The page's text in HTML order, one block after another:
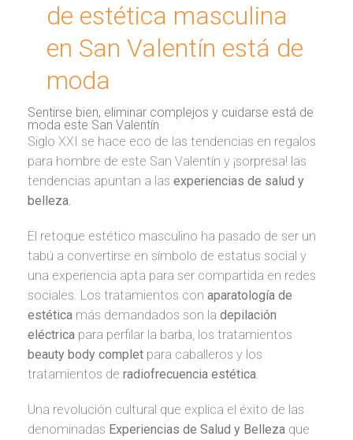
de estética masculina
en San Valentín está de
moda
Sentirse bien, eliminar complejos y cuidarse está de
moda este San Valentín
Siglo XXI se hace eco de las tendencias en regalos
para hombre de este San Valentín y ¡sorpresa! las
tendencias apuntan a las experiencias de salud y
belleza.
El retoque estético masculino ha pasado de ser un
tabú a convertirse en símbolo de estatus social y
una experiencia apta para ser compartida en redes
sociales. Los tratamientos con aparatología de
estética más demandados son la depilación
eléctrica para perfilar la barba, los tratamientos
beauty body complet para caballeros y los
tratamientos de radiofrecuencia estética.
Una revolución cultural que explica el éxito de las
denominadas Experiencias de Salud y Belleza que